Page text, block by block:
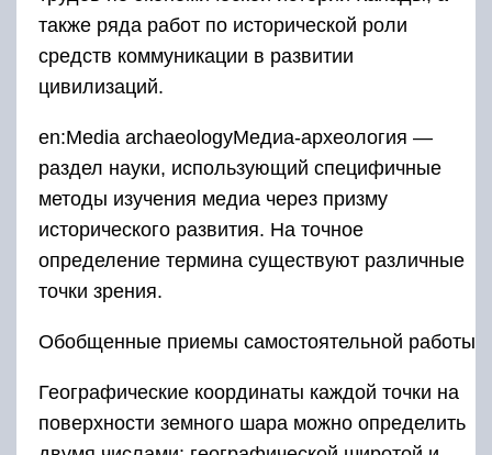
также ряда работ по исторической роли
средств коммуникации в развитии
цивилизаций.
en:Media archaeologyМедиа-археология —
раздел науки, использующий специфичные
методы изучения медиа через призму
исторического развития. На точное
определение термина существуют различные
точки зрения.
Обобщенные приемы самостоятельной работы
Географические координаты каждой точки на
поверхности земного шара можно определить